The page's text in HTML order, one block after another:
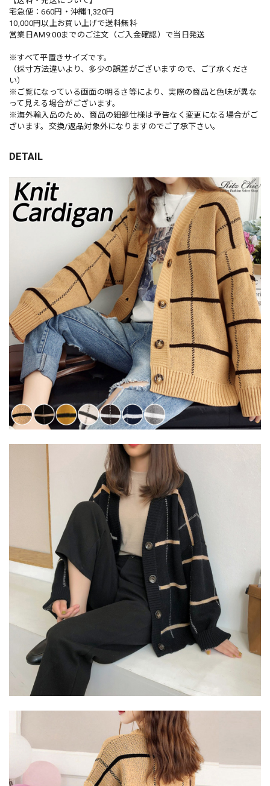
宅急便：660円・沖縄1,320円
10,000円以上お買い上げで送料無料
営業日AM9:00までのご注文（ご入金確認）で当日発送
※すべて平置きサイズです。
（採寸方法違いより、多少の誤差がございますので、ご了承くださ
い）
※ご覧になっている画面の明るさ等により、実際の商品と色味が異な
って見える場合がございます。
※海外輸入品のため、商品の細部仕様は予告なく変更になる場合がご
ざいます。交換/返品対象外になりますのでご了承下さい。
DETAIL